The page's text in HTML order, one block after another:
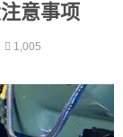
意事项
1,005